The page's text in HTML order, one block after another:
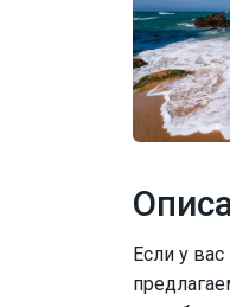
Если у